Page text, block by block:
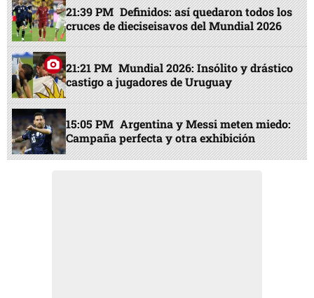
21:39 PM Definidos: así quedaron todos los
cruces de dieciseisavos del Mundial 2026
21:21 PM Mundial 2026: Insólito y drástico
castigo a jugadores de Uruguay
15:05 PM Argentina y Messi meten miedo:
Campaña perfecta y otra exhibición